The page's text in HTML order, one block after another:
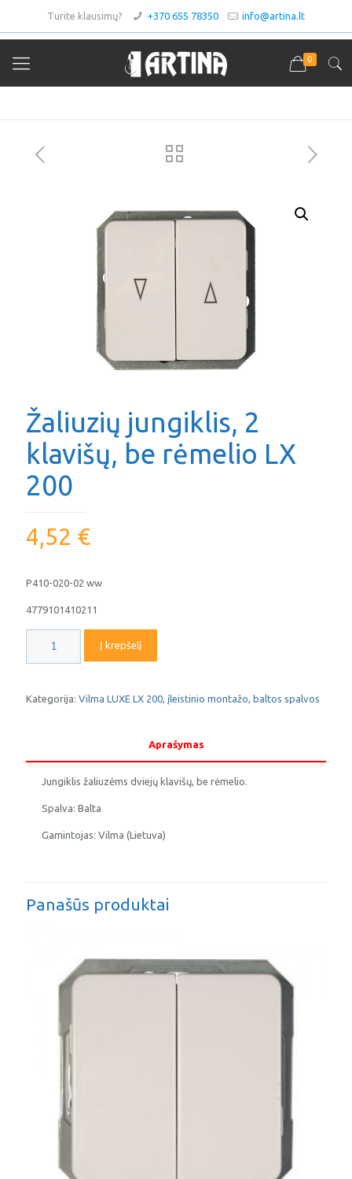
Turite klausimų? +370 655 78350 info@artina.lt
0
Asortimentas
Žaliuzių jungiklis, 2
klavišų, be rėmelio LX
200
4,52 €
P410-020-02 ww
4779101410211
kiekis:
Žaliuzių
2
Į krepšelį
Kategorija: Vilma LUXE LX 200, įleistinio montažo, baltos spalvos
Aprašymas
Jungiklis žaliuzėms dviejų klavišų, be rėmelio.
Spalva: Balta
Gamintojas: Vilma (Lietuva)
Panašūs produktai